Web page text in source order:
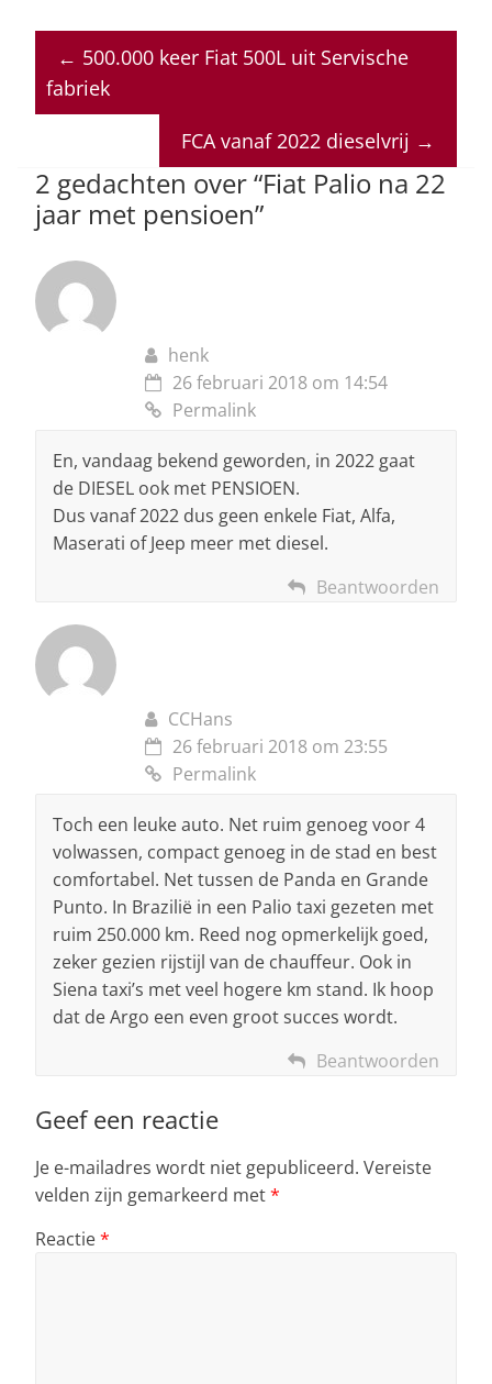
at
s
A
p
c
e
b
o
k
k
e
n
re
a
s
ai
l
← 500.000 keer Fiat 500L uit Servische
fabriek
FCA vanaf 2022 dieselvrij →
2 gedachten over “Fiat Palio na 22
jaar met pensioen”
henk
26 februari 2018 om 14:54
Permalink
En, vandaag bekend geworden, in 2022 gaat
de DIESEL ook met PENSIOEN.
Dus vanaf 2022 dus geen enkele Fiat, Alfa,
Maserati of Jeep meer met diesel.
Beantwoorden
CCHans
26 februari 2018 om 23:55
Permalink
Toch een leuke auto. Net ruim genoeg voor 4
volwassen, compact genoeg in de stad en best
comfortabel. Net tussen de Panda en Grande
Punto. In Brazilië in een Palio taxi gezeten met
ruim 250.000 km. Reed nog opmerkelijk goed,
zeker gezien rijstijl van de chauffeur. Ook in
Siena taxi’s met veel hogere km stand. Ik hoop
dat de Argo een even groot succes wordt.
Beantwoorden
Geef een reactie
Je e-mailadres wordt niet gepubliceerd. Vereiste
velden zijn gemarkeerd met*
Reactie*